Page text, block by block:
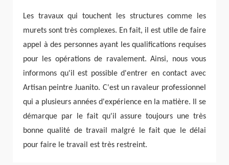
Les travaux qui touchent les structures comme les
murets sont très complexes. En fait, il est utile de faire
appel à des personnes ayant les qualifications requises
pour les opérations de ravalement. Ainsi, nous vous
informons qu'il est possible d'entrer en contact avec
Artisan peintre Juanito. C'est un ravaleur professionnel
qui a plusieurs années d'expérience en la matière. Il se
démarque par le fait qu'il assure toujours une très
bonne qualité de travail malgré le fait que le délai
pour faire le travail est très restreint.